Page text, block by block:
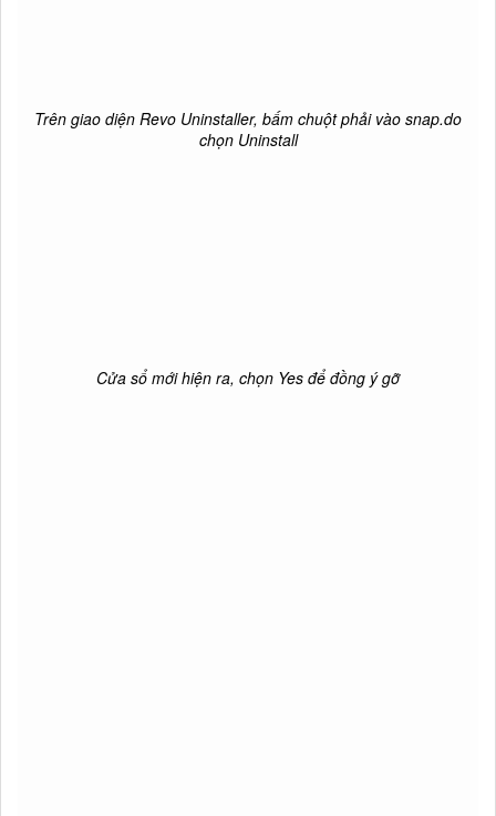
Trên giao diện Revo Uninstaller, bấm chuột phải vào snap.do
chọn Uninstall
Cửa sổ mới hiện ra, chọn Yes để đồng ý gỡ